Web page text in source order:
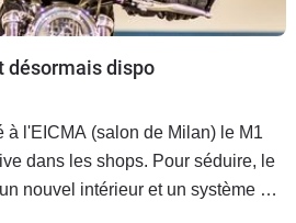
désormais dispo
à l'EICMA (salon de Milan) le M1
dans les shops. Pour séduire, le
nouvel intérieur et un système de